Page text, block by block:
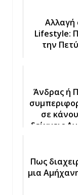
Αλλαγή
Lifestyle:
την
Άνδρας ή
σε
δείχνεις
Πως
μια